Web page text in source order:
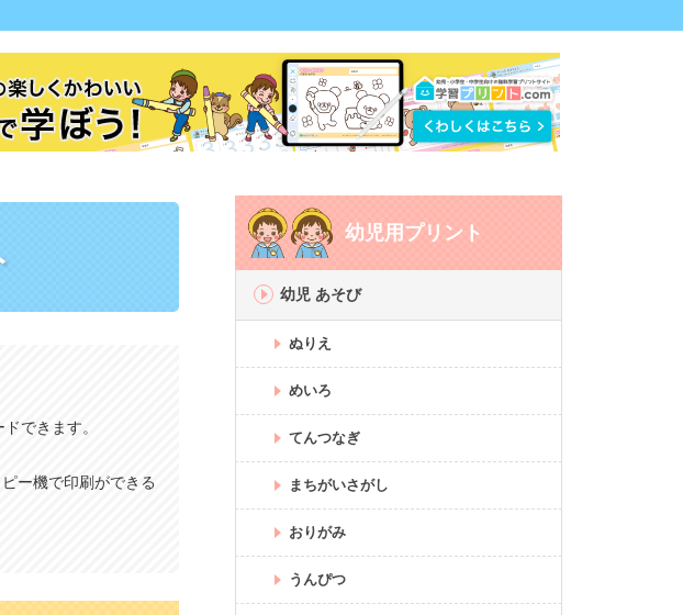
できます。
ー機で印刷ができる
幼児用プリント
幼児 あそび
ぬりえ
めいろ
てんつなぎ
まちがいさがし
おりがみ
うんぴつ